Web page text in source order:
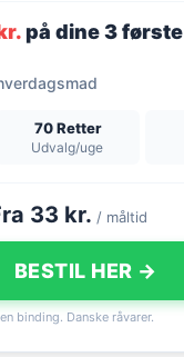
på dine 3 første
70 Retter
Udvalg/uge
33 kr. / måltid
BESTIL HER →
binding. Danske råvarer.